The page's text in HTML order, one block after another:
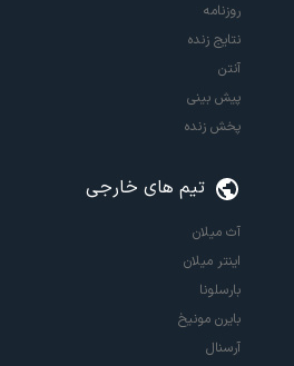
روزنامه
نتایج زنده
آنتن
پیش بینی
پخش زنده
تیم های خارجی
آث میلان
اینتر میلان
بارسلونا
بایرن مونیخ
آرسنال